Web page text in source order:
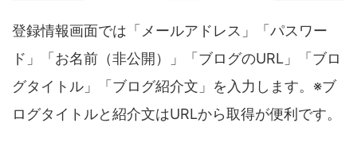
登録情報画面では「メールアドレス」「パスワー
ド」「お名前（非公開）」「ブログのURL」「ブロ
グタイトル」「ブログ紹介文」を入力します。※ブ
ログタイトルと紹介文はURLから取得が便利です。